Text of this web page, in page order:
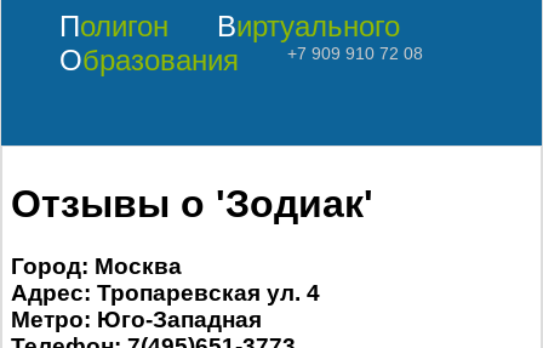
Полигон
Виртуального
Образования
+7 909 910 72 08
Отзывы о 'Зодиак'
Город: Москва
Адрес: Тропаревская ул. 4
Метро: Юго-Западная